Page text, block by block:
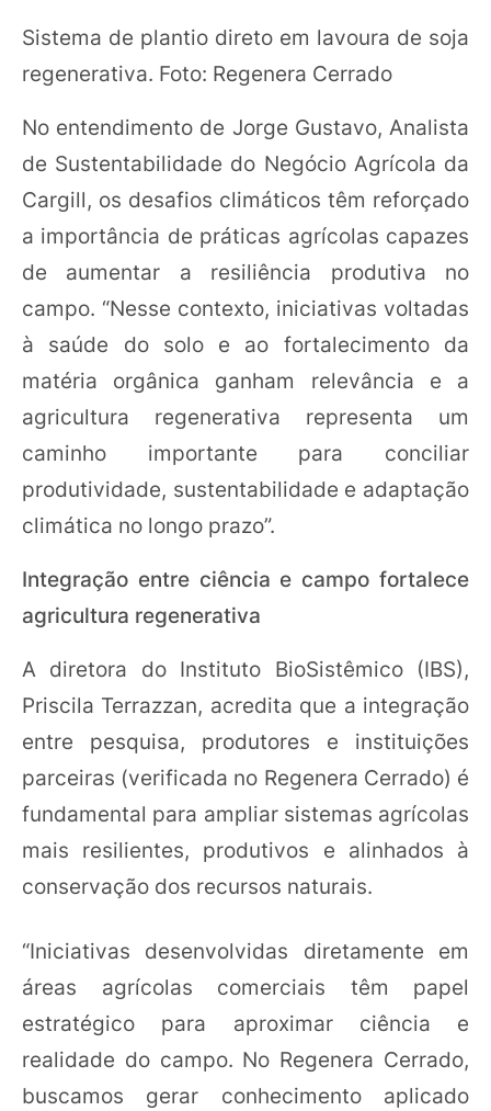
Sistema de plantio direto em lavoura de soja
regenerativa. Foto: Regenera Cerrado
No entendimento de Jorge Gustavo, Analista
de Sustentabilidade do Negócio Agrícola da
Cargill, os desafios climáticos têm reforçado
a importância de práticas agrícolas capazes
de aumentar a resiliência produtiva no
campo. “Nesse contexto, iniciativas voltadas
à saúde do solo e ao fortalecimento da
matéria orgânica ganham relevância e a
agricultura regenerativa representa um
caminho importante para conciliar
produtividade, sustentabilidade e adaptação
climática no longo prazo”.
Integração entre ciência e campo fortalece
agricultura regenerativa
A diretora do Instituto BioSistêmico (IBS),
Priscila Terrazzan, acredita que a integração
entre pesquisa, produtores e instituições
parceiras (verificada no Regenera Cerrado) é
fundamental para ampliar sistemas agrícolas
mais resilientes, produtivos e alinhados à
conservação dos recursos naturais.
“Iniciativas desenvolvidas diretamente em
áreas agrícolas comerciais têm papel
estratégico para aproximar ciência e
realidade do campo. No Regenera Cerrado,
buscamos gerar conhecimento aplicado